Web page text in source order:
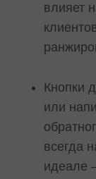
влияет
Кнопки
или
всегда
идеале